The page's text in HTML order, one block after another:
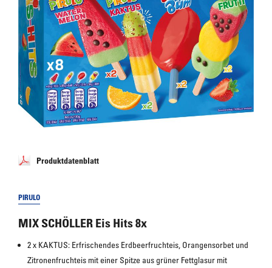
Produktdatenblatt
PIRULO
MIX SCHÖLLER Eis Hits 8x
2 x KAKTUS: Erfrischendes Erdbeerfruchteis, Orangensorbet und
Zitronenfruchteis mit einer Spitze aus grüner Fettglasur mit